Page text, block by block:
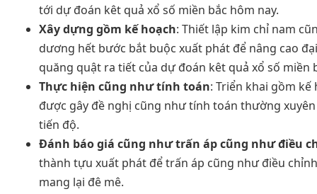
tới dự đoán kêt quả xổ số miền bắc hôm nay.
Xây dựng gồm kế hoạch: Thiết lập kim chỉ nam
dương hết bước bắt buộc xuất phát để nâng cao
quăng quật ra tiết của dự đoán kêt quả xổ số miền
Thực hiện cũng như tính toán: Triển khai gồm kế
được gây đề nghị cũng như tính toán thường
tiến độ.
Đánh báo giá cũng như trấn áp cũng như điều
thành tựu xuất phát để trấn áp cũng như điều
mang lại đê mê.